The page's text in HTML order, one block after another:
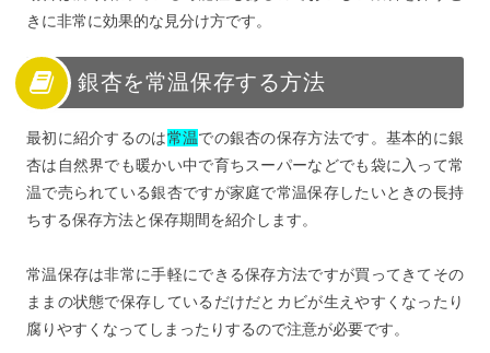
きに非常に効果的な見分け方です。
銀杏を常温保存する方法
最初に紹介するのは常温での銀杏の保存方法です。基本的に銀
杏は自然界でも暖かい中で育ちスーパーなどでも袋に入って常
温で売られている銀杏ですが家庭で常温保存したいときの長持
ちする保存方法と保存期間を紹介します。
常温保存は非常に手軽にできる保存方法ですが買ってきてその
ままの状態で保存しているだけだとカビが生えやすくなったり
腐りやすくなってしまったりするので注意が必要です。